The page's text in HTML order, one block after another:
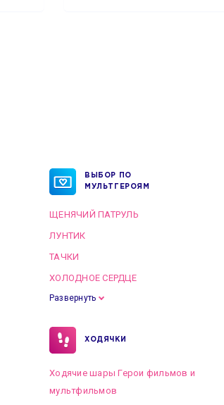
ВЫБОР ПО
МУЛЬТГЕРОЯМ
ЩЕНЯЧИЙ ПАТРУЛЬ
ЛУНТИК
ТАЧКИ
ХОЛОДНОЕ СЕРДЦЕ
Развернуть
ХОДЯЧКИ
Ходячие шары Герои фильмов и
мультфильмов